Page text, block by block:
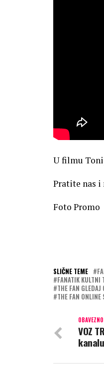
U filmu
Pratite nas i
Foto Promo
SLIČNE TEME
FANATIK KULTNI
THE FAN GLEDAJ
THE FAN ONLINE
VOZ
kanalu